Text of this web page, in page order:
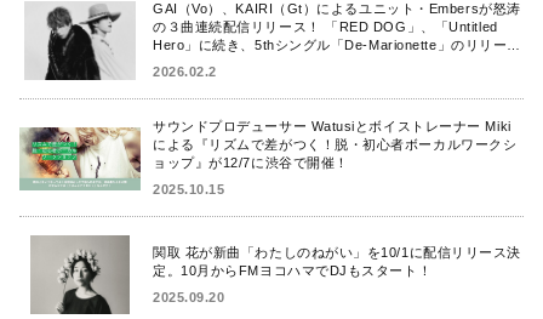
GAI（Vo）、KAIRI（Gt）によるユニット・Embersが怒涛
の３曲連続配信リリース！ 「RED DOG」、「Untitled
Hero」に続き、5thシングル「De-Marionette」のリリース
2026.02.2
サウンドプロデューサー Watusiとボイストレーナー Miki
による『リズムで差がつく！脱・初心者ボーカルワークシ
ョップ』が12/7に渋谷で開催！
2025.10.15
関取 花が新曲「わたしのねがい」を10/1に配信リリース決
定。10月からFMヨコハマでDJもスタート！
2025.09.20